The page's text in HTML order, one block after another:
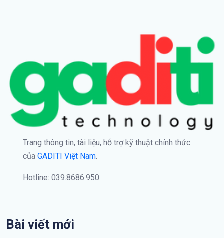
Trang thông tin, tài liệu, hỗ trợ kỹ thuật chính thức
của GADITI Việt Nam.
Hotline: 039.8686.950
Bài viết mới